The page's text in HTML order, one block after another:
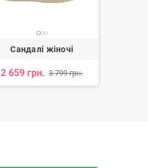
Сандалі жіночі
2 659 грн. 3 799 грн.